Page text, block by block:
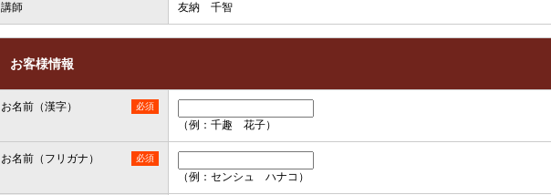
講師 友納 千智
お客様情報
お名前（漢字） 必須
（例：千趣 花子）
お名前（フリガナ） 必須
（例：センシュ ハナコ）